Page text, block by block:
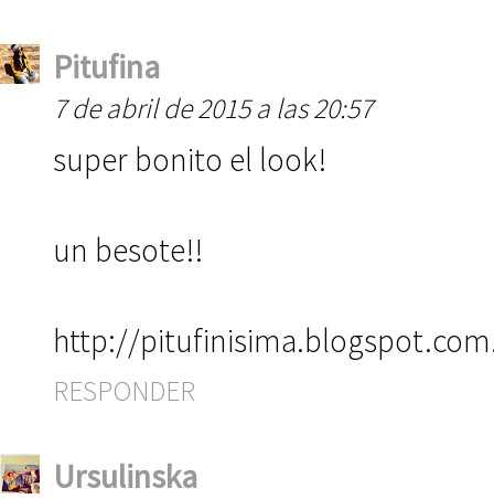
Pitufina
7 de abril de 2015 a las 20:57
super bonito el look!
un besote!!
http://
RESPONDER
Ursulinska